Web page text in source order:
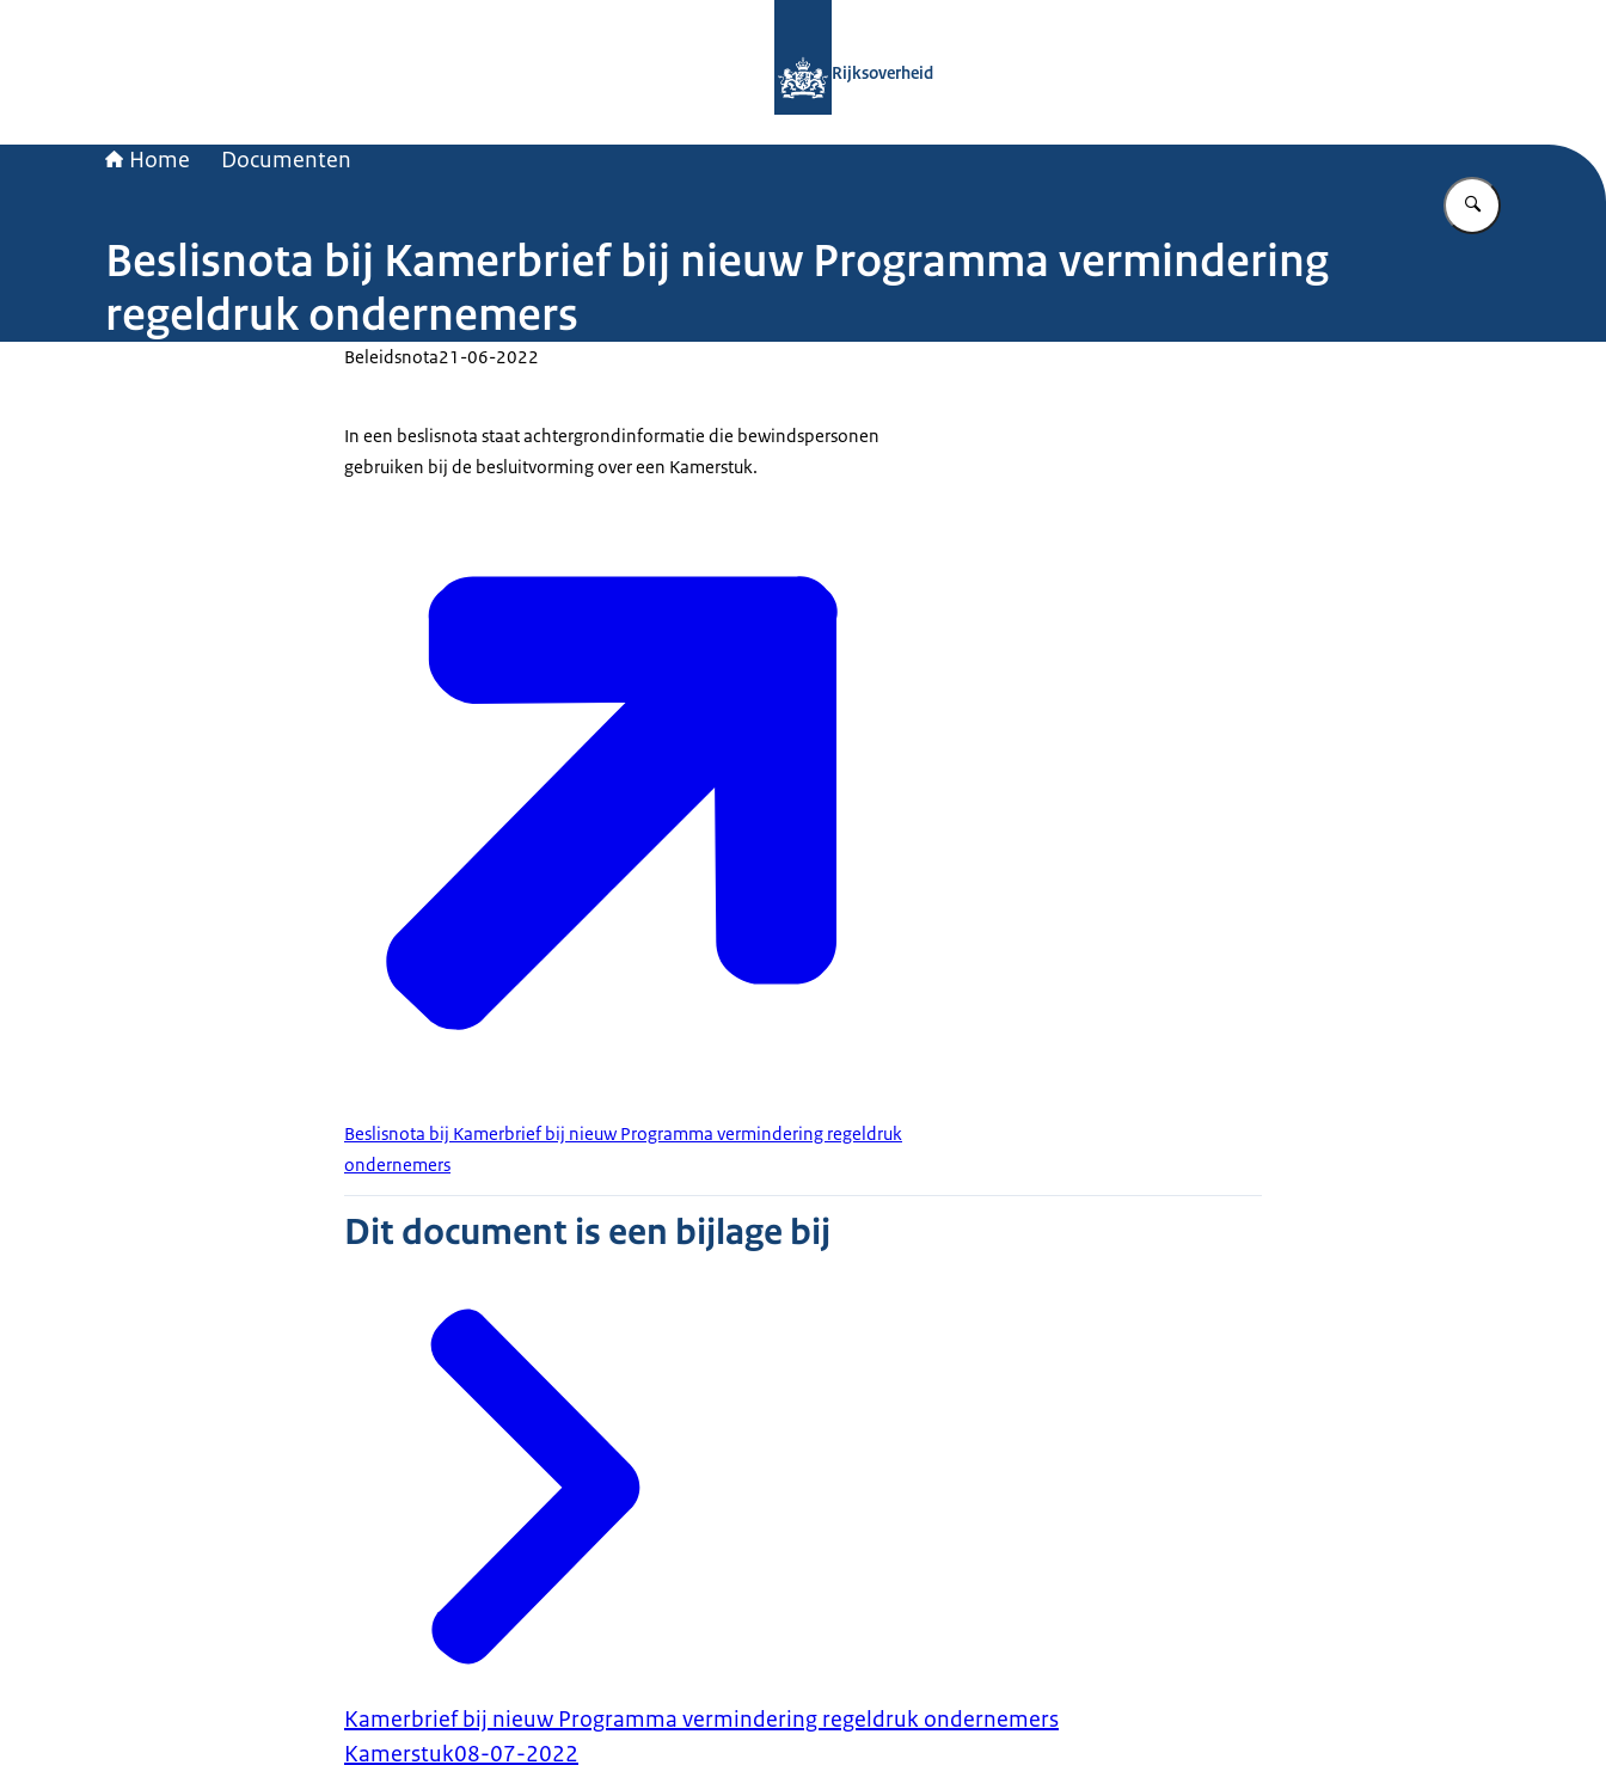
Rijksoverheid
Home Documenten
Vul in wat u
Beslisnota bij Kamerbrief bij nieuw Programma vermindering
regeldruk ondernemers
Beleidsnota21-06-2022
In een beslisnota staat achtergrondinformatie die bewindspersonen
gebruiken bij de besluitvorming over een Kamerstuk.
Beslisnota bij Kamerbrief bij nieuw Programma vermindering regeldruk
ondernemers
Dit document is een bijlage bij
Kamerbrief bij nieuw Programma vermindering regeldruk ondernemers
Kamerstuk08-07-2022